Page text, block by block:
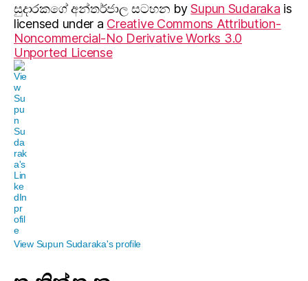
සුදාරක‍ගේ අන්තර්ජාල සටහන bySupun Sudaraka is
licensed under a Creative Commons Attribution-
Noncommercial-No Derivative Works 3.0
Unported License
View Supun Sudaraka's profile